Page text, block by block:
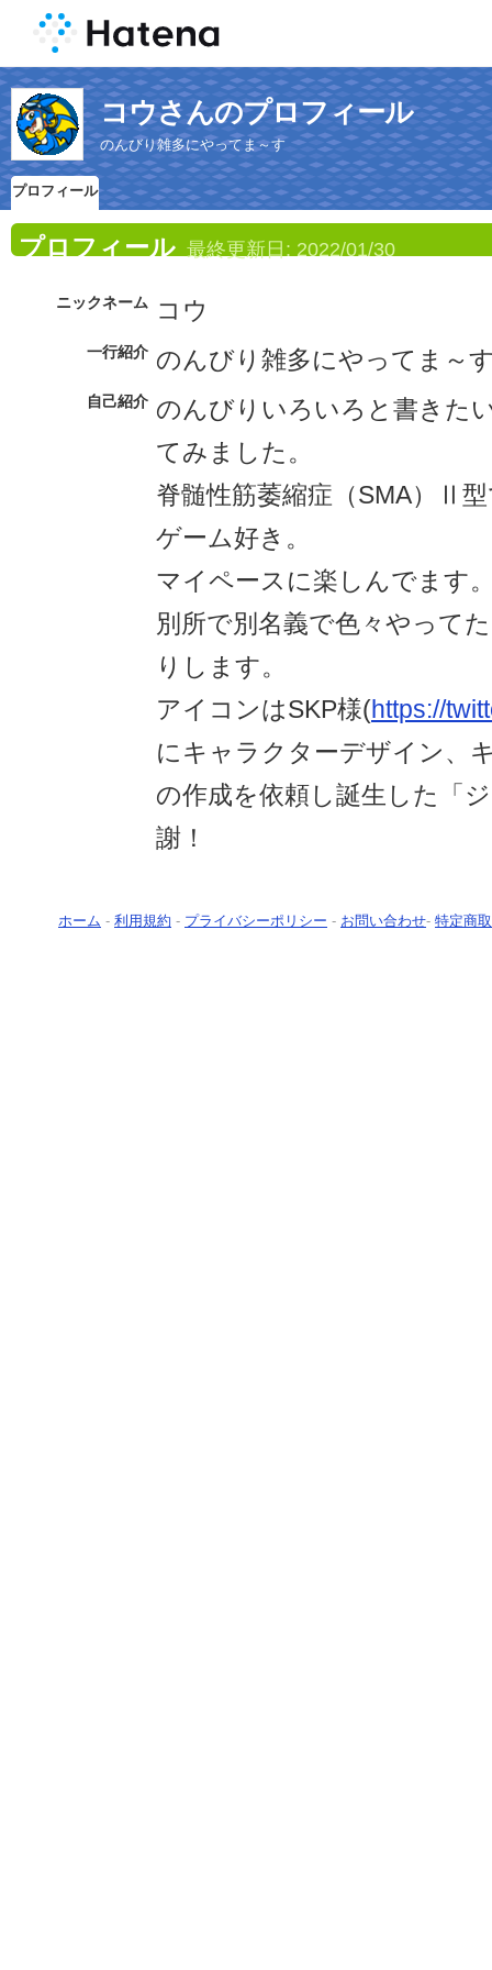
コウさんのプロフィール
のんびり雑多にやってま～す
プロフィール
プロフィール 最終更新日: 2022/01/30
ニックネーム コウ
一行紹介 のんびり雑多にやってま～
自己紹介 のんびりいろいろと書きた
てみました。
脊髄性筋萎縮症（SMA）Ⅱ
ゲーム好き。
マイペースに楽しんでます
別所で別名義で色々やって
りします。
アイコンはSKP様(https://
にキャラクターデザイン、
の作成を依頼し誕生した「
謝！
ホーム - 利用規約 - プライバシーポリシー - お問い合わせ- 特定商